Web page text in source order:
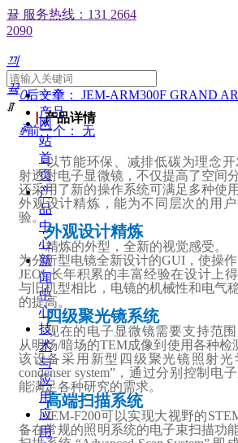
뀰 服务热线：131 2664
2090
끠
文章
产品
끀
ꁲ
网
站
首
页
产
品
中
心
新
闻
中
心
技
术
与
应
用
应
用
ꄲ后一个：
JEM-ARM300F GRAND
▏产品详情
ꄴ前一个： 无
·以节能环保、减排低碳为理念开
射透射电子显微镜，不仅提高了空间
还采用了新的操作系统可满足多种使
外观设计精炼，能为不同层次的用
验。
·外观设计精炼
·精炼的外型，全新的视觉感受。
为分析型电镜全新设计的GUI，使操作
JEOL长年积累的丰富经验在设计上
与旧机型相比，电镜的机械性和电气
的提高。
·四级聚光镜系统
·现在的电子显微镜需要支持范
从明场/暗场的TEM成像到使用各种检
该设备采用新型四级聚光镜照射光
condenser system”，通过分别控制电
能满足各种研究的需求。
·高端扫描系统
·JEM-F200可以实现大视野的
备在常规的照明系统的电子束扫描功